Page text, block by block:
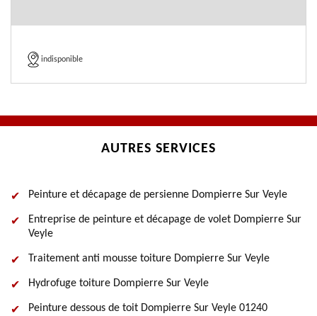
indisponible
AUTRES SERVICES
Peinture et décapage de persienne Dompierre Sur Veyle
Entreprise de peinture et décapage de volet Dompierre Sur
Veyle
Traitement anti mousse toiture Dompierre Sur Veyle
Hydrofuge toiture Dompierre Sur Veyle
Peinture dessous de toit Dompierre Sur Veyle 01240